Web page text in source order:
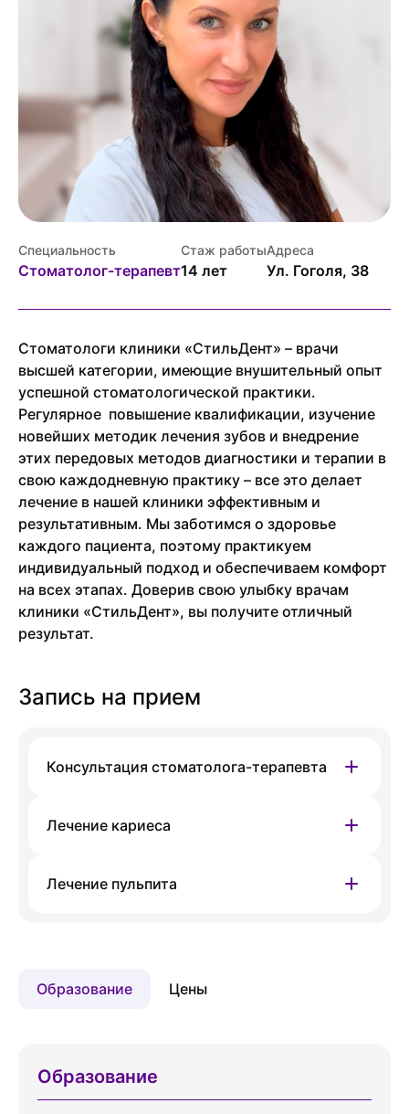
Специальность
Стоматолог-терапевт
Стаж работы
14 лет
Адреса
Ул. Гоголя, 38
Стоматологи клиники «СтильДент» – врачи
высшей категории, имеющие внушительный опыт
успешной стоматологической практики.
Регулярное повышение квалификации, изучение
новейших методик лечения зубов и внедрение
этих передовых методов диагностики и терапии в
свою каждодневную практику – все это делает
лечение в нашей клиники эффективным и
результативным. Мы заботимся о здоровье
каждого пациента, поэтому практикуем
индивидуальный подход и обеспечиваем комфорт
на всех этапах. Доверив свою улыбку врачам
клиники «СтильДент», вы получите отличный
результат.
Запись на прием
Консультация стоматолога-терапевта
Гоголя, 38
приносим извинения за доставленные
Лечение кариеса
Гоголя, 38
с администратором клиники по номеру
Лечение пульпита
10 авг 12 авг
Образование Цены
Образование